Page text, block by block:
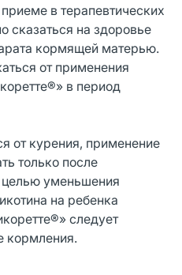
в терапевтических
сказаться на здоровье
кормящей матерью.
от применения
в период
от курения, применение
только после
целью уменьшения
на ребенка
следует
кормления.